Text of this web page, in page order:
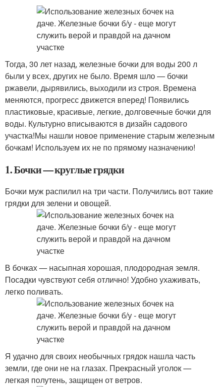
Тогда, 30 лет назад, железные бочки для воды 200 л
были у всех, других не было. Время шло — бочки
ржавели, дырявились, выходили из строя. Времена
меняются, прогресс движется вперед! Появились
пластиковые, красивые, легкие, долговечные бочки для
воды. Культурно вписываются в дизайн садового
участка!Мы нашли новое применение старым железным
бочкам! Используем их не по прямому назначению!
1. Бочки — круглые грядки
Бочки муж распилил на три части. Получились вот такие
грядки для зелени и овощей.
В бочках — насыпная хорошая, плодородная земля.
Посадки чувствуют себя отлично! Удобно ухаживать,
легко поливать.
Я удачно для своих необычных грядок нашла часть
земли, где они не на глазах. Прекрасный уголок —
легкая полутень, защищен от ветров.